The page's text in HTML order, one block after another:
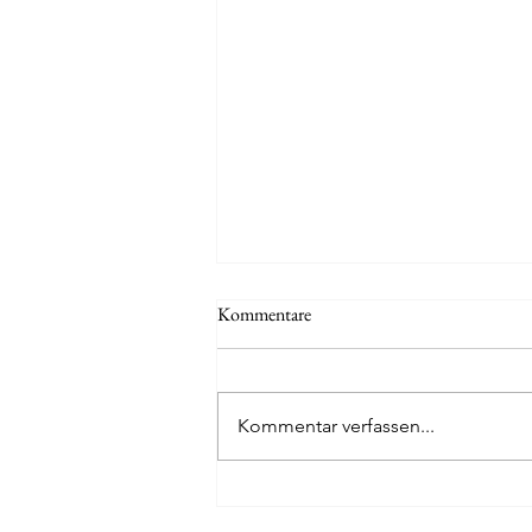
Kommentare
Kommentar verfassen...